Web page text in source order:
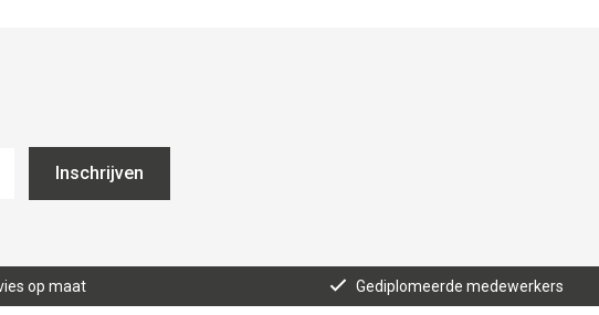
Inschrijven
op maat Gediplomeerde medewerkers